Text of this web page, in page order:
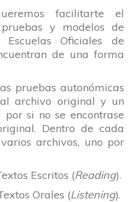
facilitarte el
y modelos de
Oficiales de
de una forma
pruebas autonómicas
archivo original y un
si no se encontrase
Dentro de cada
archivos, uno por
Escritos (Reading).
Orales (Listening).